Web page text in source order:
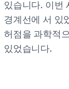
있습니다. 이번
경계선에 서 있
허점을 과학적
있었습니다.